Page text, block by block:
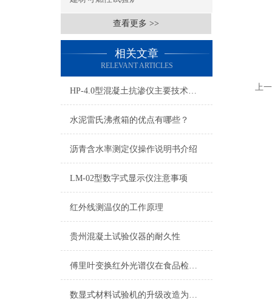
查看更多 >>
相关文章
RELEVANT ARTICLES
HP-4.0型混凝土抗渗仪主要技术参数
水泥雷氏沸煮箱的优点有哪些？
沥青含水率测定仪操作说明书介绍
LM-02型数字式显示仪注意事项
红外线测温仪的工作原理
贵州混凝土试验仪器的耐久性
傅里叶变换红外光谱仪在食品检测中的应用
数显式材料试验机的升级改造为微机伺服试验机方案介绍
上